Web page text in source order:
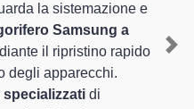
la sistemazione e
Samsung a
il ripristino rapido
degli apparecchi.
di